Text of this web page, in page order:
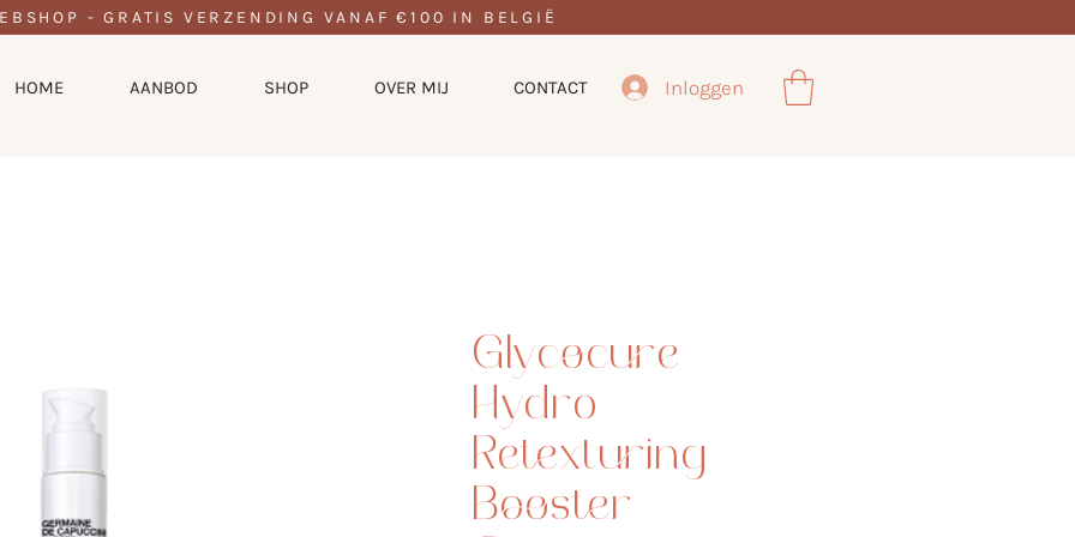
- GRATIS VERZENDING VANAF €100 IN BELGIË
HOME AANBOD SHOP OVER MIJ CONTACT Inloggen
Glycocure
Hydro-
Retexturing
Booster